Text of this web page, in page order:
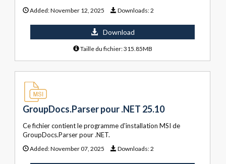
Added:November 12, 2025 Downloads:2
Download
Taille du fichier: 315.85MB
GroupDocs.Parser pour .NET 25.10
Ce fichier contient le programme d'installation MSI de
GroupDocs.Parser pour .NET.
Added:November 07, 2025 Downloads:2